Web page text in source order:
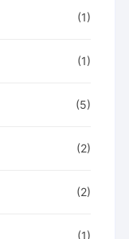
(1)
(1)
(5)
(2)
(2)
(1)